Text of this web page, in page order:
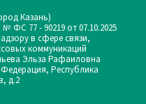
Казань)
ФС 77 - 90219 от 07.10.2025
в сфере связи,
коммуникаций
Эльза Рафаиловна
Республика
д.2